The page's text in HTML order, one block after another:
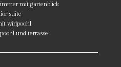
mit gartenblick
suite
wirlpoohl
und terrasse